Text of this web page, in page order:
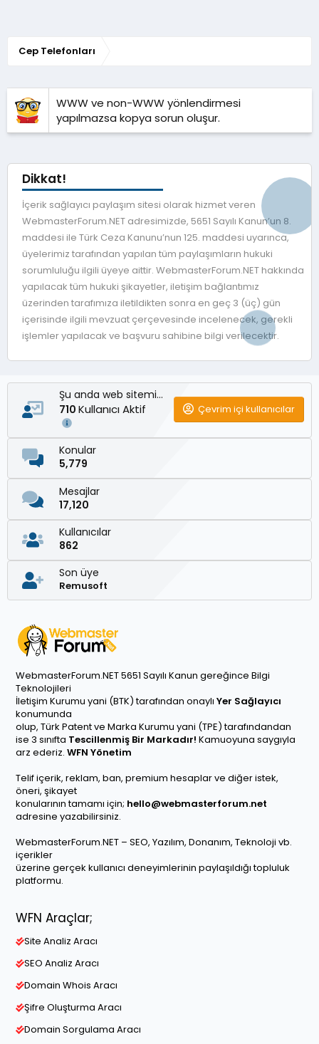
Cep Telefonları
WWW ve non-WWW yönlendirmesi
yapılmazsa kopya sorun oluşur.
Dikkat!
İçerik sağlayıcı paylaşım sitesi olarak hizmet veren
WebmasterForum.NET adresimizde, 5651 Sayılı Kanun’un 8.
maddesi ile Türk Ceza Kanunu’nun 125. maddesi uyarınca,
üyelerimiz tarafından yapılan tüm paylaşımların hukuki
sorumluluğu ilgili üyeye aittir. WebmasterForum.NET hakkında
yapılacak tüm hukuki şikayetler, iletişim bağlantımız
üzerinden tarafımıza iletildikten sonra en geç 3 (üç) gün
içerisinde ilgili mevzuat çerçevesinde incelenecek, gerekli
işlemler yapılacak ve başvuru sahibine bilgi verilecektir.
Şu anda web sitemizde
710 Kullanıcı Aktif Çevrim içi kullanıcılar
Konular
5,779
Mesajlar
17,120
Kullanıcılar
862
Son üye
Remusoft
WebmasterForum.NET 5651 Sayılı Kanun gereğince Bilgi
Teknolojileri
İletişim Kurumu yani (BTK) tarafından onaylı Yer Sağlayıcı
konumunda
olup, Türk Patent ve Marka Kurumu yani (TPE) tarafındandan
ise 3 sınıfta Tescillenmiş Bir Markadır! Kamuoyuna saygıyla
arz ederiz. WFN Yönetim
Telif içerik, reklam, ban, premium hesaplar ve diğer istek,
öneri, şikayet
konularının tamamı için; hello@webmasterforum.net
adresine yazabilirsiniz.
WebmasterForum.NET – SEO, Yazılım, Donanım, Teknoloji vb.
içerikler
üzerine gerçek kullanıcı deneyimlerinin paylaşıldığı topluluk
platformu.
WFN Araçlar;
Site Analiz Aracı
SEO Analiz Aracı
Domain Whois Aracı
Şifre Oluşturma Aracı
Domain Sorgulama Aracı